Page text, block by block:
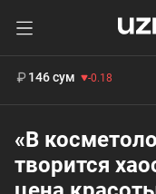
13 749 сум 32.19
146 сум -0.18
«В
творится